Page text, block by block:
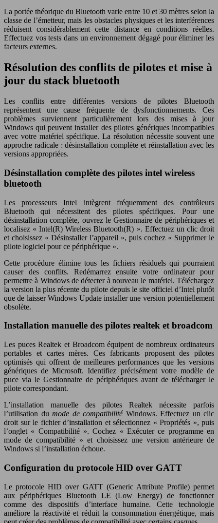
La portée théorique du Bluetooth varie entre 10 et 30 mètres selon la
classe de l’émetteur, mais les obstacles physiques et les interférences
réduisent considérablement cette distance en conditions réelles.
Effectuez vos tests dans un environnement dégagé pour éliminer les
facteurs externes.
Résolution des conflits de pilotes et mise à
jour du stack bluetooth
Les conflits entre différentes versions de pilotes Bluetooth
représentent une cause fréquente de dysfonctionnements. Ces
problèmes surviennent particulièrement lors des mises à jour
Windows qui peuvent installer des pilotes génériques incompatibles
avec votre matériel spécifique. La résolution nécessite souvent une
approche radicale : désinstallation complète et réinstallation avec les
versions appropriées.
Désinstallation complète des pilotes intel wireless
bluetooth
Les processeurs Intel intègrent fréquemment des contrôleurs
Bluetooth qui nécessitent des pilotes spécifiques. Pour une
désinstallation complète, ouvrez le Gestionnaire de périphériques et
localisez « Intel(R) Wireless Bluetooth(R) ». Effectuez un clic droit
et choisissez « Désinstaller l’appareil », puis cochez « Supprimer le
pilote logiciel pour ce périphérique ».
Cette procédure élimine tous les fichiers résiduels qui pourraient
causer des conflits. Redémarrez ensuite votre ordinateur pour
permettre à Windows de détecter à nouveau le matériel. Téléchargez
la version la plus récente du pilote depuis le site officiel d’Intel plutôt
que de laisser Windows Update installer une version potentiellement
obsolète.
Installation manuelle des pilotes realtek et broadcom
Les puces Realtek et Broadcom équipent de nombreux ordinateurs
portables et cartes mères. Ces fabricants proposent des pilotes
optimisés qui offrent de meilleures performances que les versions
génériques de Microsoft. Identifiez précisément votre modèle de
puce via le Gestionnaire de périphériques avant de télécharger le
pilote correspondant.
L’installation manuelle des pilotes Realtek nécessite parfois
l’utilisation du mode de compatibilité Windows. Effectuez un clic
droit sur le fichier d’installation et sélectionnez « Propriétés », puis
l’onglet « Compatibilité ». Cochez « Exécuter ce programme en
mode de compatibilité » et choisissez une version antérieure de
Windows si l’installation échoue.
Configuration du protocole HID over GATT
Le protocole HID over GATT (Generic Attribute Profile) permet
aux périphériques Bluetooth LE (Low Energy) de fonctionner
comme des dispositifs d’interface humaine. Cette technologie
améliore la réactivité et réduit la consommation énergétique, mais